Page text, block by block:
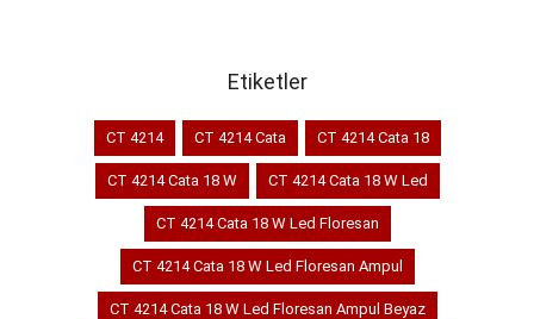
Etiketler
CT 4214 CT 4214 Cata CT 4214 Cata 18
CT 4214 Cata 18 W CT 4214 Cata 18 W Led
CT 4214 Cata 18 W Led Floresan
CT 4214 Cata 18 W Led Floresan Ampul
CT 4214 Cata 18 W Led Floresan Ampul Beyaz